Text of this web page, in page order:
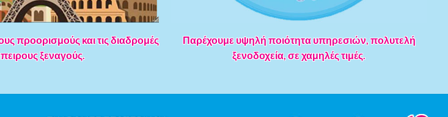
προορισμούς και τις διαδρομές
ξεναγούς.
Παρέχουμε υψηλή ποιότητα υπηρεσιών, πολυτελή
ξενοδοχεία, σε χαμηλές τιμές.